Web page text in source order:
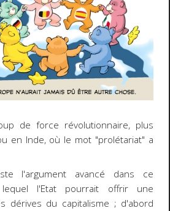
de force révolutionnaire, plus
en Inde, où le mot "prolétariat" a
l'argument avancé dans ce
l'Etat pourrait offrir une
dérives du capitalisme ; d'abord